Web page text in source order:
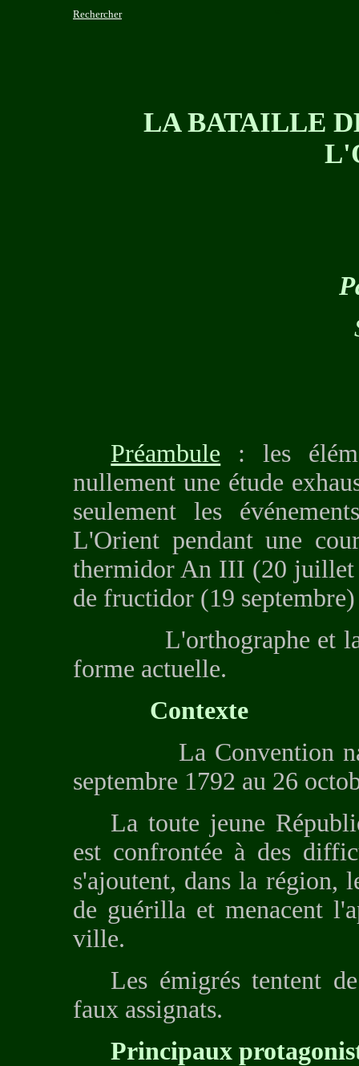
Rechercher
LA BATAILLE
Préambule : les
nullement une étude
seulement les
L'Orient pendant une
thermidor An III (20 juillet
de fructidor (19 septembre)
L'orthographe et la
forme actuelle.
Contexte
La Convention
septembre 1792 au 26
La toute jeune
est confrontée à des
s'ajoutent, dans la région,
de guérilla et menacent
ville.
Les émigrés tentent
faux assignats.
Principaux